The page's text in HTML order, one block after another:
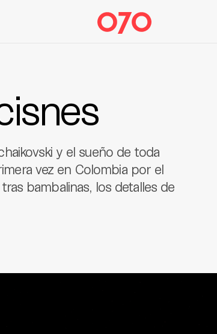
y el sueño de toda
vez en Colombia por el
bambalinas, los detalles de